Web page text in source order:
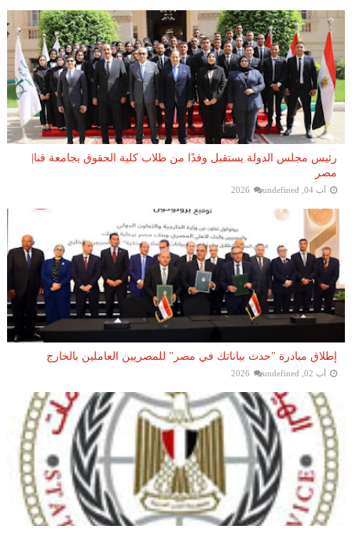
رئيس مجلس الدولة يستقبل وفدًا من طلاب كلية الحقوق بجامعة قنا|
مصر
آب 04, 2026 undefined
إطلاق مبادرة "حدث بياناتك في مصر" للمصريين العاملين بالخارج
آب 02, 2026 undefined